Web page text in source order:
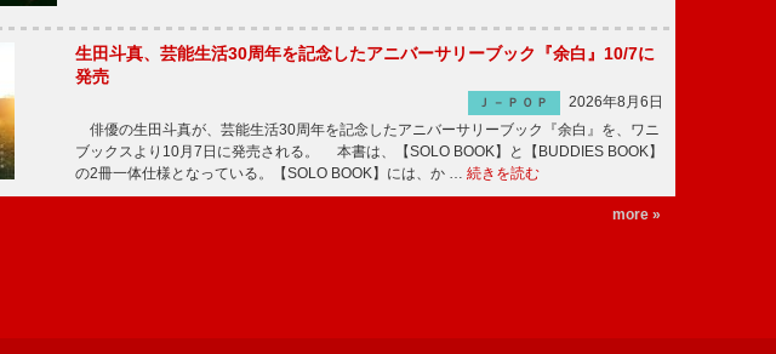
生田斗真、芸能生活30周年を記念したアニバーサリーブック『余白』10/7に
発売
Ｊ－ＰＯＰ
2026年8月6日
俳優の生田斗真が、芸能生活30周年を記念したアニバーサリーブック『余白』を、ワニ
ブックスより10月7日に発売される。 本書は、【SOLO BOOK】と【BUDDIES BOOK】
の2冊一体仕様となっている。【SOLO BOOK】には、か … 続きを読む
more »